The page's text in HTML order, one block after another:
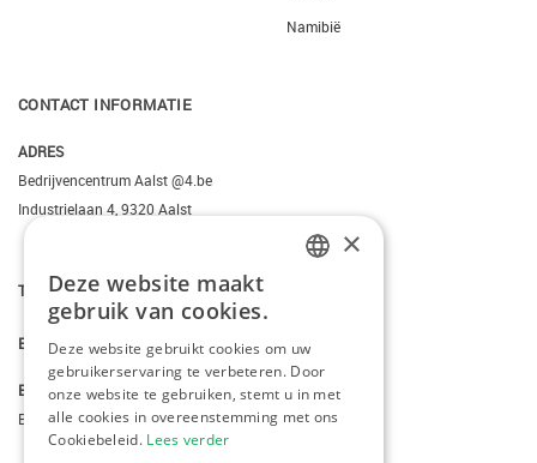
Namibië
CONTACT INFORMATIE
ADRES
Bedrijvencentrum Aalst @4.be
Industrielaan 4, 9320 Aalst
T. +3223095206
E. info@kiddotravel.be
BTW
BE 0685795740
ENGLISH
×
Deze website maakt
gebruik van cookies.
Deze website gebruikt cookies om uw
gebruikerservaring te verbeteren. Door
onze website te gebruiken, stemt u in met
alle cookies in overeenstemming met ons
Cookiebeleid. Lees verder